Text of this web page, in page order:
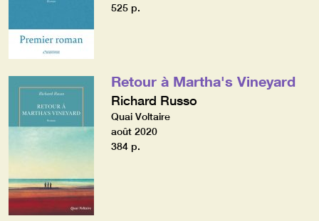
525 p.
Retour à Martha's Vineyard
Richard Russo
Quai Voltaire
août 2020
384 p.